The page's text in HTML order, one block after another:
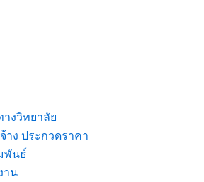
งวิทยาลัย
าง ประกวดราคา
พันธ์
าน